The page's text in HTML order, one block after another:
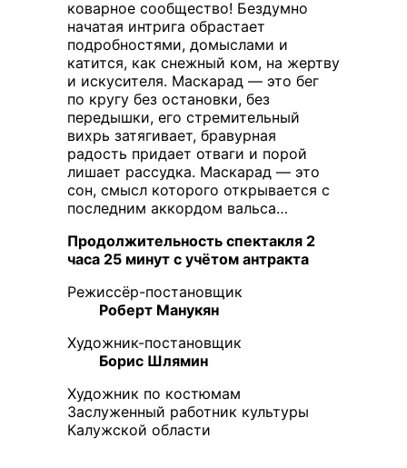
коварное сообщество! Бездумно
начатая интрига обрастает
подробностями, домыслами и
катится, как снежный ком, на жертву
и искусителя. Маскарад — это бег
по кругу без остановки, без
передышки, его стремительный
вихрь затягивает, бравурная
радость придает отваги и порой
лишает рассудка. Маскарад — это
сон, смысл которого открывается с
последним аккордом вальса…
Продолжительность спектакля 2
часа 25 минут с учётом антракта
Режиссёр-постановщик
Роберт Манукян
Художник-постановщик
Борис Шлямин
Художник по костюмам
Заслуженный работник культуры
Калужской области